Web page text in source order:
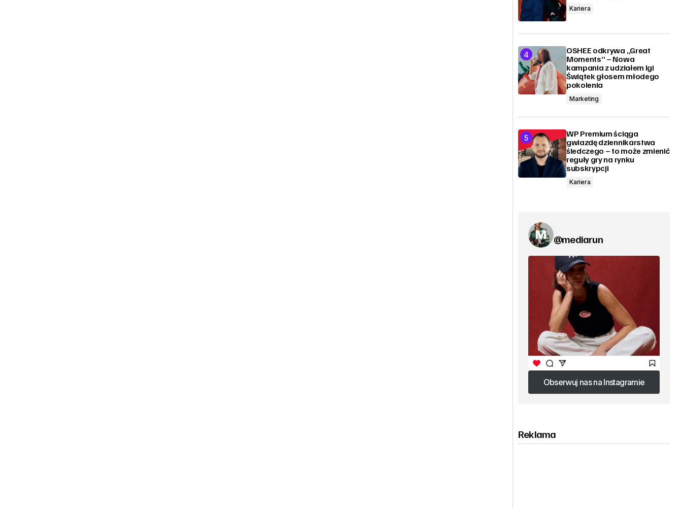
Kariera
OSHEE odkrywa „Great
Moments” – Nowa
kampania z udziałem Igi
Świątek głosem młodego
pokolenia
Marketing
WP Premium ściąga
gwiazdę dziennikarstwa
śledczego – to może zmienić
reguły gry na rynku
subskrypcji
Kariera
@mediarun
Obserwuj nas na Instagramie
Obserwuj nas na Instagramie
Reklama